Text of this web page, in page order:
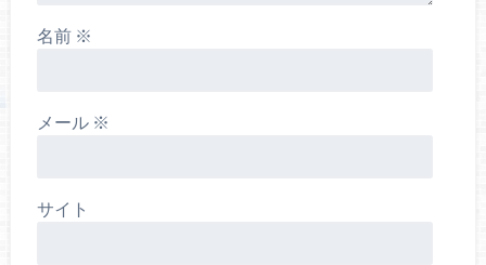
名前 ※
メール ※
サイト